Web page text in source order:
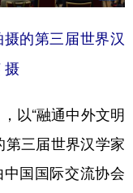
的第三届世界汉
摄
“融通中外文明
第三届世界汉学家
国国际交流协会